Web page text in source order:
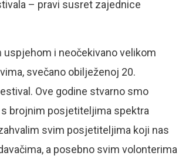
– pravi susret zajednice
i neočekivano velikom
svečano obilježenoj 20.
Ove godine stvarno smo
brojnim posjetiteljima spektra
svim posjetiteljima koji nas
a posebno svim volonterima